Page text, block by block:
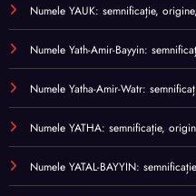
Numele YAUK: semnificație,
Numele Yath-Amir-Bayyin:
Numele Yatha-Amir-Watr:
Numele YATHA: semnificație,
Numele YATAL-BAYYIN: